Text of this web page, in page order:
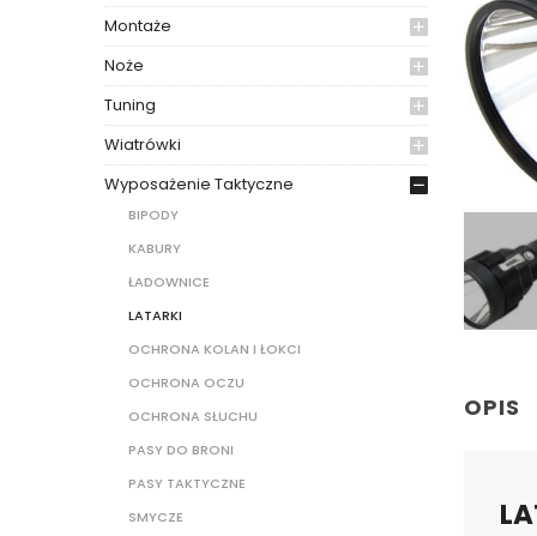
Montaże
Noże
Tuning
Wiatrówki
Wyposażenie Taktyczne
BIPODY
KABURY
ŁADOWNICE
LATARKI
OCHRONA KOLAN I ŁOKCI
OCHRONA OCZU
OCHRONA SŁUCHU
PASY DO BRONI
PASY TAKTYCZNE
SMYCZE
OPIS